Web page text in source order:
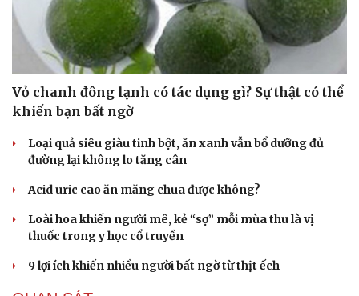
Nhi khoa
Nam khoa
Làm đẹp - giảm cân
Phòng mạch online
Ăn sạch sống khỏe
Vỏ chanh đông lạnh có tác dụng gì? Sự thật có thể
khiến bạn bất ngờ
Loại quả siêu giàu tinh bột, ăn xanh vẫn bổ dưỡng đủ
đường lại không lo tăng cân
Acid uric cao ăn măng chua được không?
Loài hoa khiến người mê, kẻ “sợ” mỗi mùa thu là vị
thuốc trong y học cổ truyền
9 lợi ích khiến nhiều người bất ngờ từ thịt ếch